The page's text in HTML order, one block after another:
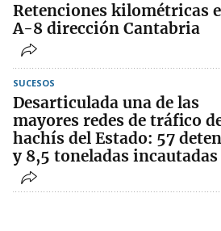
Retenciones kilométricas
A-8 dirección Cantabria
SUCESOS
Desarticulada una de las
mayores redes de tráfico
hachís del Estado: 57
y 8,5 toneladas incautadas